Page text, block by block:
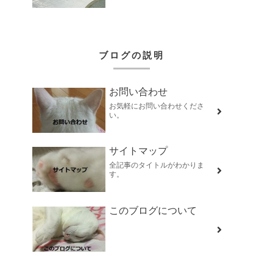
ブログの説明
お問い合わせ
お気軽にお問い合わせくださ
い。
サイトマップ
全記事のタイトルがわかりま
す。
このブログについて